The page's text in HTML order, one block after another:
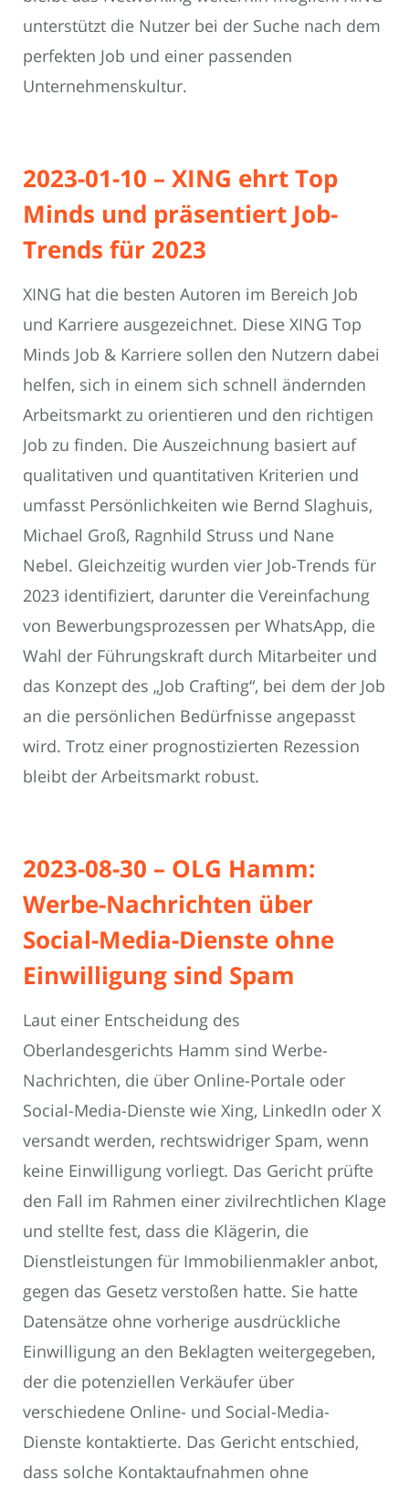
unterstützt die Nutzer bei der Suche nach dem
perfekten Job und einer passenden
Unternehmenskultur.
2023-01-10 – XING ehrt Top
Minds und präsentiert Job-
Trends für 2023
XING hat die besten Autoren im Bereich Job
und Karriere ausgezeichnet. Diese XING Top
Minds Job & Karriere sollen den Nutzern dabei
helfen, sich in einem sich schnell ändernden
Arbeitsmarkt zu orientieren und den richtigen
Job zu finden. Die Auszeichnung basiert auf
qualitativen und quantitativen Kriterien und
umfasst Persönlichkeiten wie Bernd Slaghuis,
Michael Groß, Ragnhild Struss und Nane
Nebel. Gleichzeitig wurden vier Job-Trends für
2023 identifiziert, darunter die Vereinfachung
von Bewerbungsprozessen per WhatsApp, die
Wahl der Führungskraft durch Mitarbeiter und
das Konzept des „Job Crafting“, bei dem der Job
an die persönlichen Bedürfnisse angepasst
wird. Trotz einer prognostizierten Rezession
bleibt der Arbeitsmarkt robust.
2023-08-30 – OLG Hamm:
Werbe-Nachrichten über
Social-Media-Dienste ohne
Einwilligung sind Spam
Laut einer Entscheidung des
Oberlandesgerichts Hamm sind Werbe-
Nachrichten, die über Online-Portale oder
Social-Media-Dienste wie Xing, LinkedIn oder X
versandt werden, rechtswidriger Spam, wenn
keine Einwilligung vorliegt. Das Gericht prüfte
den Fall im Rahmen einer zivilrechtlichen Klage
und stellte fest, dass die Klägerin, die
Dienstleistungen für Immobilienmakler anbot,
gegen das Gesetz verstoßen hatte. Sie hatte
Datensätze ohne vorherige ausdrückliche
Einwilligung an den Beklagten weitergegeben,
der die potenziellen Verkäufer über
verschiedene Online- und Social-Media-
Dienste kontaktierte. Das Gericht entschied,
dass solche Kontaktaufnahmen ohne